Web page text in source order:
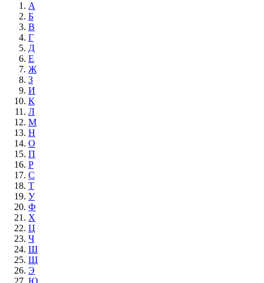
А
Б
В
Г
Д
Е
Ж
З
И
К
Л
М
Н
О
П
Р
С
Т
У
Ф
Х
Ц
Ч
Ш
Щ
Э